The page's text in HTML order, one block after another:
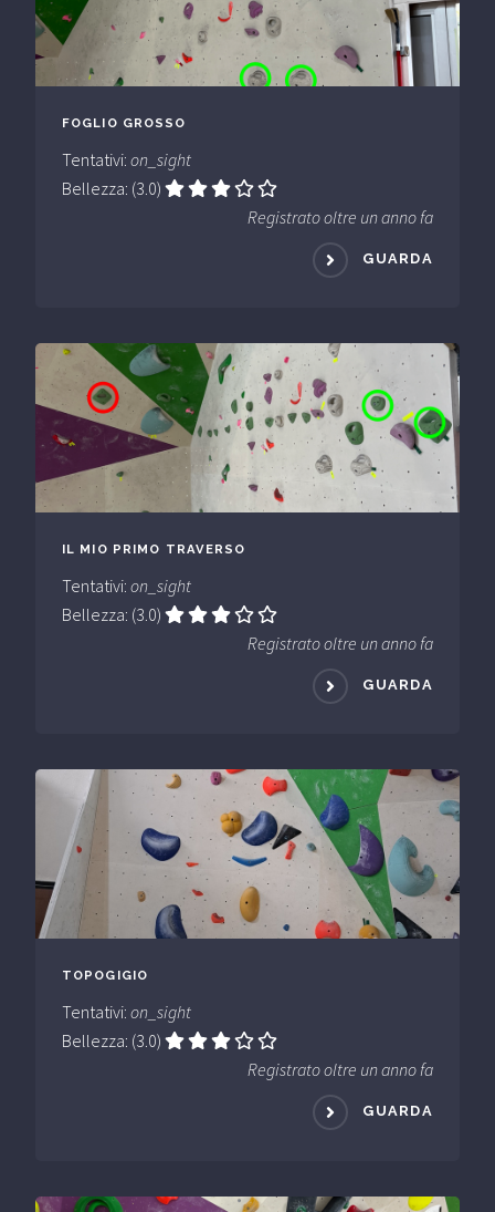
FOGLIO GROSSO
Tentativi: on_sight
Bellezza: (3.0)
Registrato oltre un anno fa
GUARDA
IL MIO PRIMO TRAVERSO
Tentativi: on_sight
Bellezza: (3.0)
Registrato oltre un anno fa
GUARDA
TOPOGIGIO
Tentativi: on_sight
Bellezza: (3.0)
Registrato oltre un anno fa
GUARDA